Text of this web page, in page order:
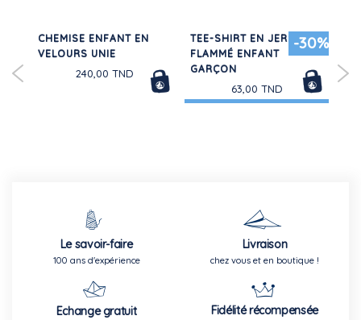
CHEMISE ENFANT EN
VELOURS UNIE
240,00 TND
-30%
TEE-SHIRT EN JERSEY
FLAMMÉ ENFANT
GARÇON
63,00 TND
Le savoir-faire
100 ans d'expérience
Livraison
chez vous et en boutique !
Echange gratuit Fidélité récompensée